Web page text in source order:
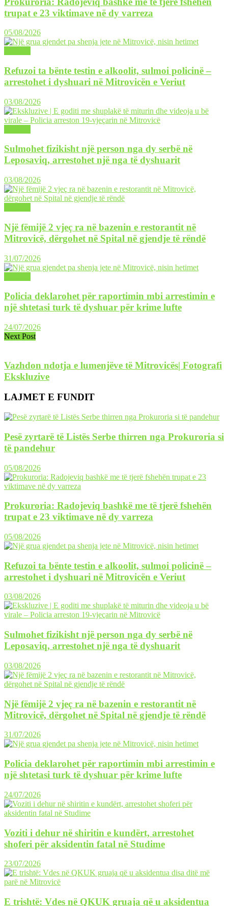
trupat e 23 viktimave në dy varreza
05/08/2026
Refuzoi ta bënte testin e alkoolit, sulmoi policinë –
arrestohet i dyshuari në Mitrovicën e Veriut
03/08/2026
Sulmohet fizikisht një person nga dy serbë në
Leposaviq, arrestohet një nga të dyshuarit
03/08/2026
Një fëmijë 2 vjeç ra në bazenin e restorantit në
Mitrovicë, dërgohet në Spital në gjendje të rëndë
31/07/2026
Policia deklarohet për raportimin mbi arrestimin e
një shtetasi turk të dyshuar për krime lufte
24/07/2026
Next Post
Vazhdon ndotja e lumenjëve të Mitrovicës| Fotografi
Ekskluzive
LAJMET E FUNDIT
Pesë zyrtarë të Listës Serbe thirren nga Prokuroria si
të pandehur
05/08/2026
Prokuroria: Radojeviq bashkë me të tjerë fshehën
trupat e 23 viktimave në dy varreza
05/08/2026
Refuzoi ta bënte testin e alkoolit, sulmoi policinë –
arrestohet i dyshuari në Mitrovicën e Veriut
03/08/2026
Sulmohet fizikisht një person nga dy serbë në
Leposaviq, arrestohet një nga të dyshuarit
03/08/2026
Një fëmijë 2 vjeç ra në bazenin e restorantit në
Mitrovicë, dërgohet në Spital në gjendje të rëndë
31/07/2026
Policia deklarohet për raportimin mbi arrestimin e
një shtetasi turk të dyshuar për krime lufte
24/07/2026
Voziti i dehur në shiritin e kundërt, arrestohet
shoferi për aksidentin fatal në Studime
23/07/2026
E trishtë: Vdes në QKUK gruaja që u aksidentua